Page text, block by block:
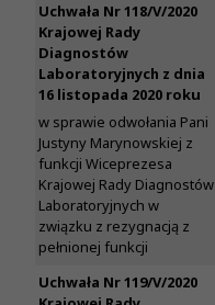
Uchwała Nr 118/V/2020
Krajowej Rady
Diagnostów
Laboratoryjnych z dnia
16 listopada 2020 roku
w sprawie odwołania Pani
Justyny Marynowskiej z
funkcji Wiceprezesa
Krajowej Rady Diagnostów
Laboratoryjnych w
związku z rezygnacją z
pełnionej funkcji
Uchwała Nr 119/V/2020